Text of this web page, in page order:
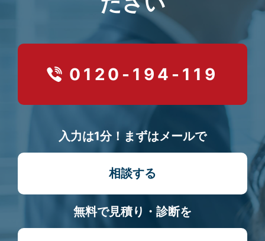
0120-194-119
入力は1分！まずはメールで
相談する
無料で見積り・診断を